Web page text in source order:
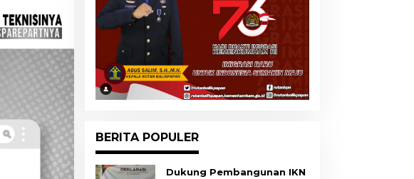
BERITA POPULER
Dukung Pembangunan IKN